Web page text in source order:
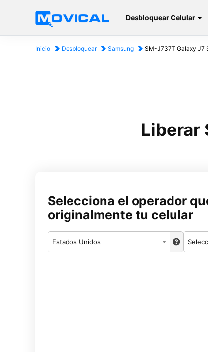
Desbloquear Celular
Inicio Desbloquear Samsung SM-J737T Galaxy J7
Liberar
Selecciona el operador
originalmente tu celular
Estados Unidos